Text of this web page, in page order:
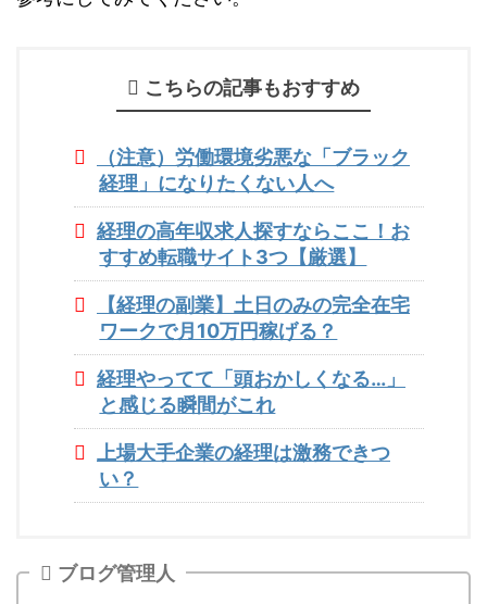
こちらの記事もおすすめ
（注意）労働環境劣悪な「ブラック
経理」になりたくない人へ
経理の高年収求人探すならここ！お
すすめ転職サイト3つ【厳選】
【経理の副業】土日のみの完全在宅
ワークで月10万円稼げる？
経理やってて「頭おかしくなる…」
と感じる瞬間がこれ
上場大手企業の経理は激務できつ
い？
ブログ管理人